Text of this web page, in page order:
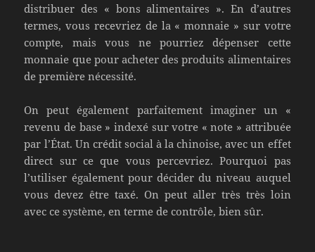
distribuer des « bons alimentaires ». En d’autres
termes, vous recevriez de la « monnaie » sur votre
compte, mais vous ne pourriez dépenser cette
monnaie que pour acheter des produits alimentaires
de première nécessité.
On peut également parfaitement imaginer un «
revenu de base » indexé sur votre « note » attribuée
par l’État. Un crédit social à la chinoise, avec un effet
direct sur ce que vous percevriez. Pourquoi pas
l’utiliser également pour décider du niveau auquel
vous devez être taxé. On peut aller très très loin
avec ce système, en terme de contrôle, bien sûr.